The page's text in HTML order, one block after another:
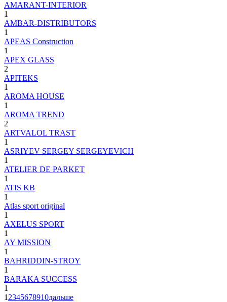
AMARANT-INTERIOR
1
AMBAR-DISTRIBUTORS
1
APEAS Construction
1
APEX GLASS
2
APITEKS
1
AROMA HOUSE
1
AROMA TREND
2
ARTVALOL TRAST
1
ASRIYEV SERGEY SERGEYEVICH
1
ATELIER DE PARKET
1
ATIS KB
1
Atlas sport original
1
AXELUS SPORT
1
AY MISSION
1
BAHRIDDIN-STROY
1
BARAKA SUCCESS
1
1 2345678910дальше